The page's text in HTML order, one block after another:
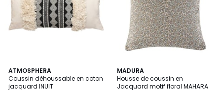
ATMOSPHERA
Coussin déhoussable en coton
jacquard INUIT
MADURA
Housse de coussin en
Jacquard motif floral MAHARA